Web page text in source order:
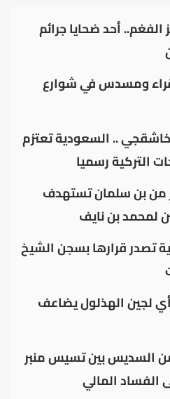
الفغم.. أحد ضحايا جرائم
ومسدس في شوارع
.. السعودية تعتزم
التركية رسميا
من بن سلمان تستهدف
لمحمد بن نايف
تصدر قرارها بسجن الشيخ
لجين الهذلول يضاعف
السديس بين تسيس منبر
الفساد المالي